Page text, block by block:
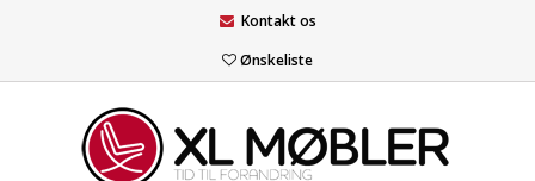
Kontakt os
Ønskeliste